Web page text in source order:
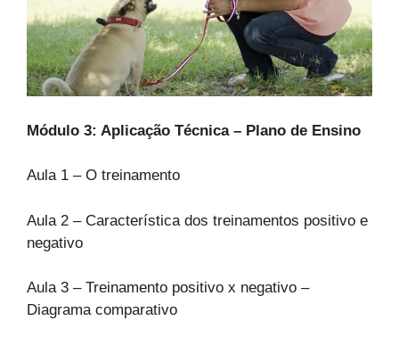
Módulo 3: Aplicação Técnica – Plano de Ensino
Aula 1 – O treinamento
Aula 2 – Característica dos treinamentos positivo e
negativo
Aula 3 – Treinamento positivo x negativo –
Diagrama comparativo